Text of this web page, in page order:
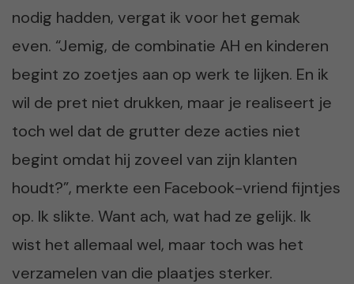
nodig hadden, vergat ik voor het gemak
even. “Jemig, de combinatie AH en kinderen
begint zo zoetjes aan op werk te lijken. En ik
wil de pret niet drukken, maar je realiseert je
toch wel dat de grutter deze acties niet
begint omdat hij zoveel van zijn klanten
houdt?”, merkte een Facebook-vriend fijntjes
op. Ik slikte. Want ach, wat had ze gelijk. Ik
wist het allemaal wel, maar toch was het
verzamelen van die plaatjes sterker.